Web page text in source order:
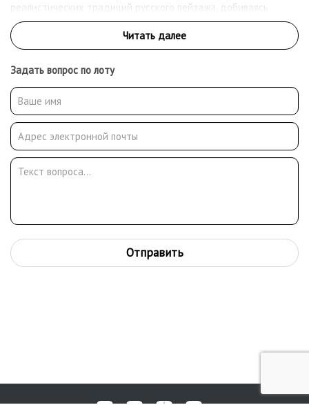
реалистических традиций русского пейзажа, добиваясь
слияния жанрового и пейзажного начал. Член СХ СССР с 1970 г.
С 1968 г. активный участник зональных, республиканских и
всесоюзных художественных выставок. Персональные
выставки художника проходили в Костроме в 1975, 1978, 1988
гг., в Ярославле в 1989 г., в Туле в 1990 г. Работы находятся в
ГРМ, Костромском, Ярославском, Тульском, Новосибирском
музеях изобразительных искусств
Задать вопрос по лоту
Отправить